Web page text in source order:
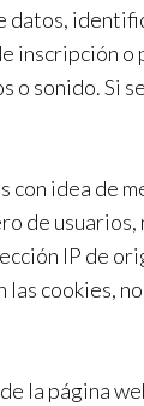
sonido. Si
con idea de
de
IP de
cookies,
la página